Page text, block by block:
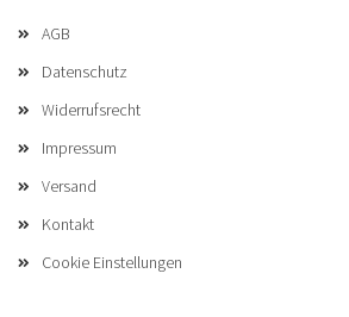
AGB
Datenschutz
Widerrufsrecht
Impressum
Versand
Kontakt
Cookie Einstellungen